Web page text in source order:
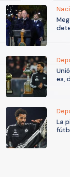
es,
La